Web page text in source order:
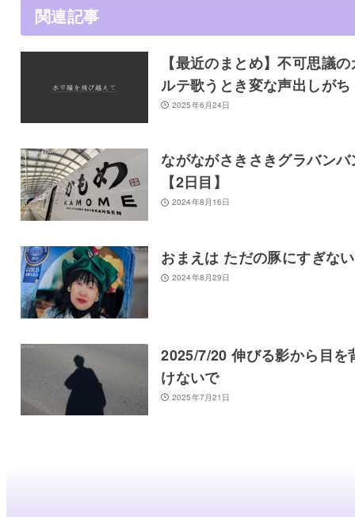
関連記事
【最近のまとめ】不可思議の
ルテ歌うとき変な声出しがち
2025年6月24日
ながながさきさきグラバンバ
【2日目】
2024年8月16日
おまえは ただの豚にすぎな
2024年8月29日
2025/7/20 伸びる影から目を
けないで
2025年7月21日